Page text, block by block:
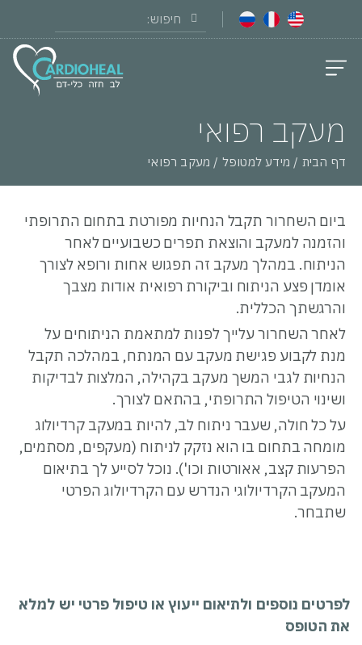
מעקב רפואי
דף הבית / מידע למטופל / מעקב רפואי
ביום השחרור תקבל הנחיות מפורטת בתחום התרופתי
והזמנה למעקב והוצאת תפרים כשבועיים לאחר
הניתוח. במהלך מעקב זה תפגוש אחות ורופא לצורך
אומדן פצע הניתוח וביקורת רפואית אודות מצבך
והרגשתך הכללית.
לאחר השחרור עלייך לפנות למתאמת הניתוחים על
מנת לקבוע פגישת מעקב עם המנתח, במהלכה תקבל
הנחיות לגבי המשך מעקב בקהילה, המלצות לבדיקות
ושינוי הטיפול התרופתי, בהתאם לצורך.
על כל חולה, שעבר ניתוח לב, להיות במעקב קרדיולוג
מומחה בתחום בו הוא נזקק לניתוח (מעקפים, מסתמים,
הפרעות קצב, אאורטות וכו'). נוכל לסייע לך בתיאום
המעקב הקרדיולוגי הנדרש עם הקרדיולוג הפרטי
שתבחר.
לפרטים נוספים ולתיאום ייעוץ או טיפול פרטי יש למלא
את הטופס